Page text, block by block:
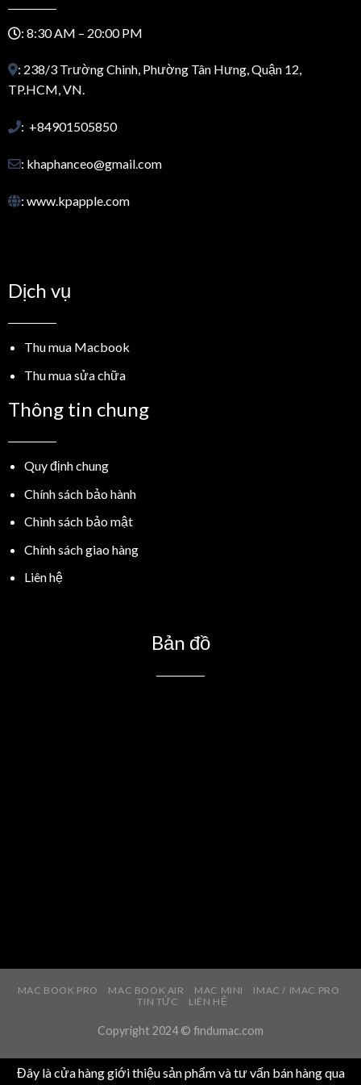
: 8:30 AM – 20:00 PM
: 238/3 Trường Chinh, Phường Tân Hưng, Quận 12,
TP.HCM, VN.
: +84901505850
: khaphanceo@gmail.com
: www.kpapple.com
Dịch vụ
Thu mua Macbook
Thu mua sửa chữa
Thông tin chung
Quy định chung
Chính sách bảo hành
Chình sách bảo mật
Chính sách giao hàng
Liên hệ
Bản đồ
MAC BOOK PRO MAC BOOK AIR MAC MINI
IMAC / IMAC PRO
TIN TỨC
LIÊN HỆ
Copyright 2024 © findumac.com
Đây là cửa hàng giới thiệu sản phẩm và tư vấn bán hàng qua